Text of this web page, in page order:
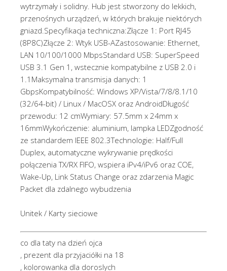
wytrzymały i solidny. Hub jest stworzony do lekkich,
przenośnych urządzeń, w których brakuje niektórych
gniazd.Specyfikacja techniczna:Złącze 1: Port RJ45
(8P8C)Złącze 2: Wtyk USB-AZastosowanie: Ethernet,
LAN 10/100/1000 MbpsStandard USB: SuperSpeed
USB 3.1 Gen 1, wstecznie kompatybilne z USB 2.0 i
1.1Maksymalna transmisja danych: 1
GbpsKompatybilność: Windows XP/Vista/7/8/8.1/10
(32/64-bit) / Linux / MacOSX oraz AndroidDługość
przewodu: 12 cmWymiary: 57.5mm x 24mm x
16mmWykończenie: aluminium, lampka LEDZgodność
ze standardem IEEE 802.3Technologie: Half/Full
Duplex, automatyczne wykrywanie prędkości
połączenia TX/RX FIFO, wspiera iPv4/iPv6 oraz COE,
Wake-Up, Link Status Change oraz zdarzenia Magic
Packet dla zdalnego wybudzenia
Unitek / Karty sieciowe
co dla taty na dzień ojca
, prezent dla przyjaciółki na 18
, kolorowanka dla doroslych